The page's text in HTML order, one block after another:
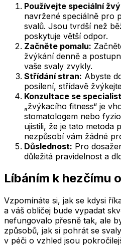
Používejte speciální
navržené speciálně pro
svalů. Jsou tvrdší než
poskytuje větší odpor.
Začněte pomalu:
žvýkání denně a
vaše svaly zvykly.
Střídání stran: Abyste
posílení, střídavě
Konzultace se
„žvýkacího fitness“ je
stomatologem nebo
ujistili, že je tato metoda
nezpůsobí vám žádné
Důslednost: Pro
důležitá pravidelnost a
Líbáním k hezčímu
Vzpomínáte si, jak se kdysi
a váš obličej bude vypadat
nefungovalo přesně tak, ale
způsobů, jak si pohrát se
v péči o vzhled jsou